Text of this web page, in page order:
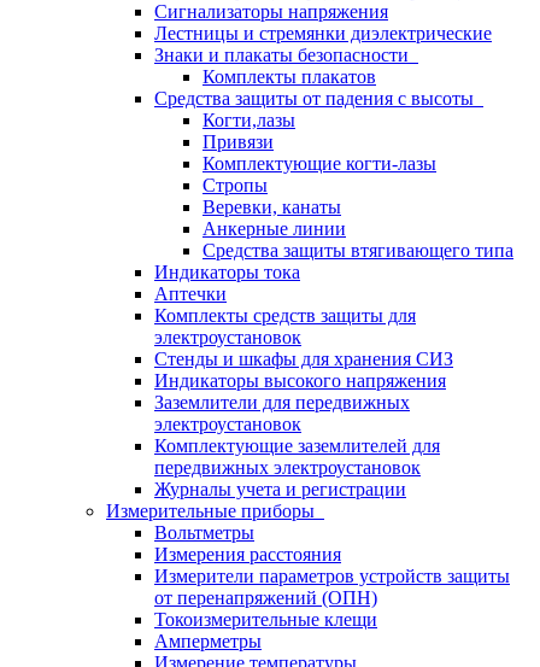
Сигнализаторы напряжения
Лестницы и стремянки диэлектрические
Знаки и плакаты безопасности
Комплекты плакатов
Средства защиты от падения с высоты
Когти,лазы
Привязи
Комплектующие когти-лазы
Стропы
Веревки, канаты
Анкерные линии
Средства защиты втягивающего типа
Индикаторы тока
Аптечки
Комплекты средств защиты для
электроустановок
Стенды и шкафы для хранения СИЗ
Индикаторы высокого напряжения
Заземлители для передвижных
электроустановок
Комплектующие заземлителей для
передвижных электроустановок
Журналы учета и регистрации
Измерительные приборы
Вольтметры
Измерения расстояния
Измерители параметров устройств защиты
от перенапряжений (ОПН)
Токоизмерительные клещи
Амперметры
Измерение температуры